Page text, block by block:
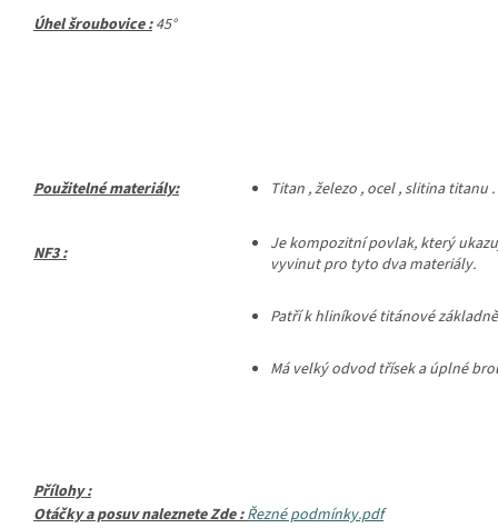
Úhel šroubovice :45°
Použitelné materiály: Titan , železo , ocel , slitina titanu
NF3 : Jekompozitní povlak, který
vyvinut pro tyto dva materiály.
Patří k hliníkové titánové
Má velký odvod třísek a úplné
Přílohy :
Otáčky a posuv naleznete Zde :Řezné podmínky.pdf